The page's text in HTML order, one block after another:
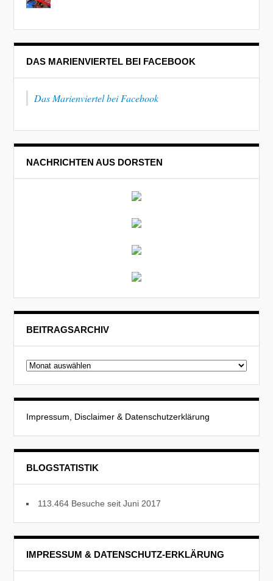
DAS MARIENVIERTEL BEI FACEBOOK
Das Marienviertel bei Facebook
NACHRICHTEN AUS DORSTEN
BEITRAGSARCHIV
Beitragsarchiv
Impressum, Disclaimer & Datenschutzerklärung
BLOGSTATISTIK
113.464 Besuche seit Juni 2017
IMPRESSUM & DATENSCHUTZ-ERKLÄRUNG